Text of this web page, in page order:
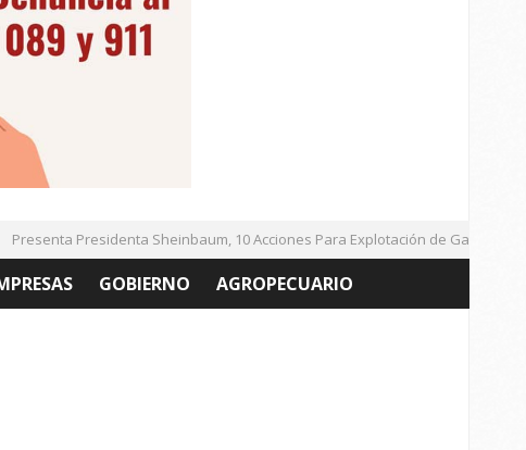
Presenta Presidenta Sheinbaum, 10 Acciones Para Explotación de Gas Natural
GOBIERNO AGROPECUARIO